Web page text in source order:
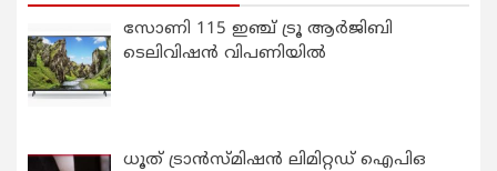
സോണി 115 ഇഞ്ച് ട്രൂ ആർജിബി
ടെലിവിഷൻ വിപണിയിൽ
ധൂത് ട്രാൻസ്മിഷൻ ലിമിറ്റഡ് ഐപിഒ